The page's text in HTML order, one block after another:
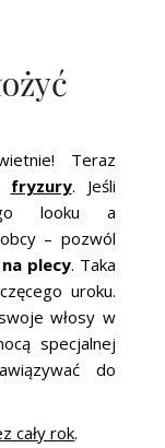
Teraz
fryzury. Jeśli
looku a
– pozwól
plecy. Taka
uroku.
włosy w
specjalnej
do
cały rok.